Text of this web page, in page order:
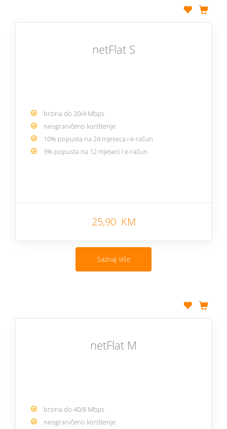
netFlat S
brzina do 20/4 Mbps
neograničeno korištenje
10% popusta na 24 mjeseca i e-račun
3% popusta na 12 mjeseci i e-račun
25,90 KM
Saznaj više
netFlat M
brzina do 40/8 Mbps
neograničeno korištenje